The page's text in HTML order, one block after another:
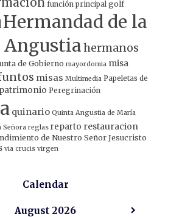
función principal golf
Hermandad de la
Angustiahermanos
de Gobierno mayordomia misa
misas Multimedia Papeletas de
patrimonio Peregrinación
quinario Quinta Angustia de María
Señora reglas reparto restauracion
de Nuestro Señor Jesucristo
via crucis virgen
Calendar
August 2026